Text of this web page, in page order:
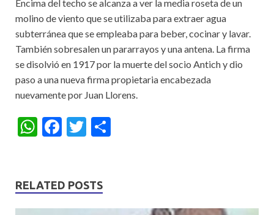
Encima del techo se alcanza a ver la media roseta de un
molino de viento que se utilizaba para extraer agua
subterránea que se empleaba para beber, cocinar y lavar.
También sobresalen un pararrayos y una antena. La firma
se disolvió en 1917 por la muerte del socio Antich y dio
paso a una nueva firma propietaria encabezada
nuevamente por Juan Llorens.
W
s
A
F
b
o
T
er
RELATED POSTS